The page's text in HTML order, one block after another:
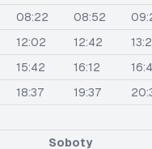
08:22 08:52
12:02 12:42
15:42 16:12
18:37 19:37
Soboty